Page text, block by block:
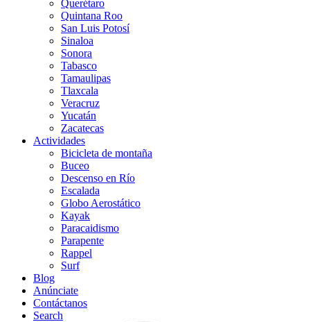
Querétaro
Quintana Roo
San Luis Potosí
Sinaloa
Sonora
Tabasco
Tamaulipas
Tlaxcala
Veracruz
Yucatán
Zacatecas
Actividades
Bicicleta de montaña
Buceo
Descenso en Río
Escalada
Globo Aerostático
Kayak
Paracaidismo
Parapente
Rappel
Surf
Blog
Anúnciate
Contáctanos
Search